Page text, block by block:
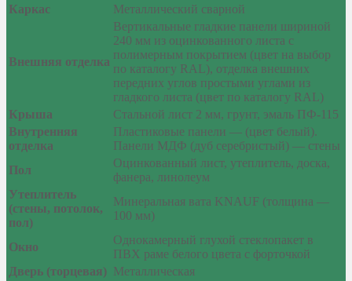
Каркас
Металлический сварной
Внешняя отделка
Вертикальные гладкие панели шириной
240 мм из оцинкованного листа с
полимерным покрытием (цвет на выбор
по каталогу RAL), отделка внешних
передних углов простыми углами из
гладкого листа (цвет по каталогу RAL)
Крыша
Стальной лист 2 мм, грунт, эмаль ПФ-115
Внутренняя
отделка
Пластиковые панели — (цвет белый).
Панели МДФ (дуб серебристый) — стены
Пол
Оцинкованный лист, утеплитель, доска,
фанера, линолеум
Утеплитель
(стены, потолок,
пол)
Минеральная вата KNAUF (толщина —
100 мм)
Окно
Однокамерный глухой стеклопакет в
ПВХ раме белого цвета с форточкой
Дверь (торцевая) Металлическая